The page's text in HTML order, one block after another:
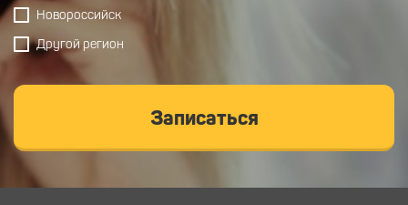
Новороссийск
Другой регион
Записаться